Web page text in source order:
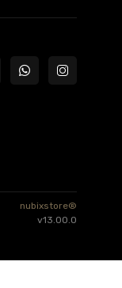
nubixstore®
v13.00.0